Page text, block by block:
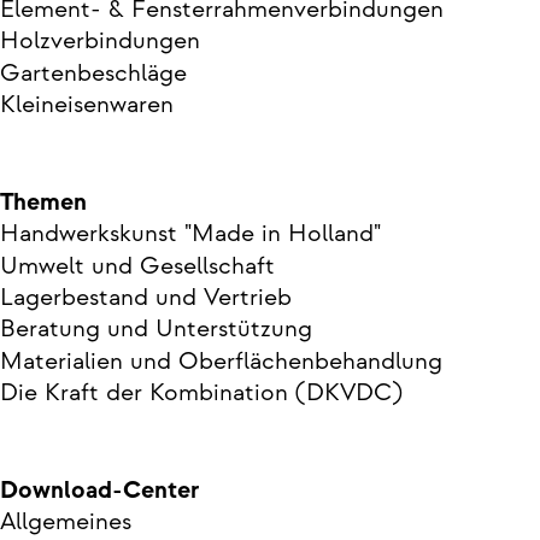
Element- & Fensterrahmenverbindungen
Holzverbindungen
Gartenbeschläge
Kleineisenwaren
Themen
Handwerkskunst "Made in Holland"
Umwelt und Gesellschaft
Lagerbestand und Vertrieb
Beratung und Unterstützung
Materialien und Oberflächenbehandlung
Die Kraft der Kombination (DKVDC)
Download-Center
Allgemeines